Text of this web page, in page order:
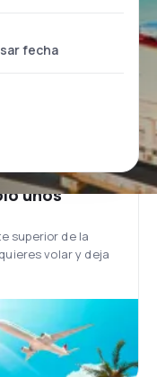
unos
superior de la
volar y deja